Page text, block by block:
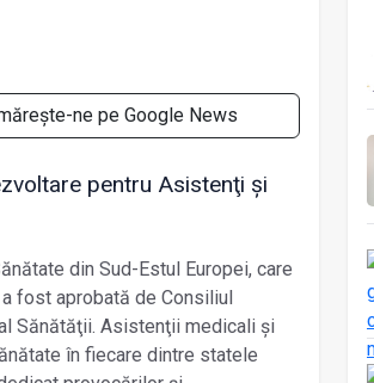
ne pe Google News
pentru Asistenţi și
din Sud-Estul Europei, care
a fost aprobată de Consiliul
Sănătăţii. Asistenţii medicali și
în fiecare dintre statele